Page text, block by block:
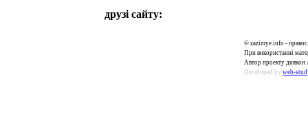
друзі сайту:
© zazimye.info -
При використанні
Автор проекту диякон
Developed by web-